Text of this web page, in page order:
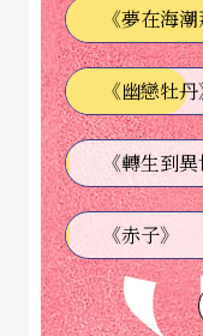
膩且生活化的動
台情境的故事性
場舞宛如電影的
自由地拼湊。〈
速、視覺多樣化
躍舞，在黑色牆
舞蹈動作後，只
格影像，表達創
《夢在海潮
《幽戀牡丹
《赤子》